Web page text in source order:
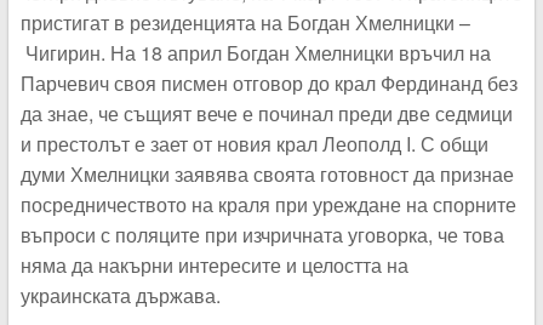
пристигат в резиденцията на Богдан Хмелницки –
Чигирин. На 18 април Богдан Хмелницки връчил на
Парчевич своя писмен отговор до крал Фердинанд без
да знае, че същият вече е починал преди две седмици
и престолът е зает от новия крал Леополд I. С общи
думи Хмелницки заявява своята готовност да признае
посредничеството на краля при уреждане на спорните
въпроси с поляците при изчричната уговорка, че това
няма да накърни интересите и целостта на
украинската държава.